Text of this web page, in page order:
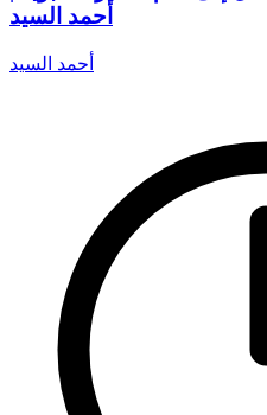
أحمد السيد
أحمد السيد